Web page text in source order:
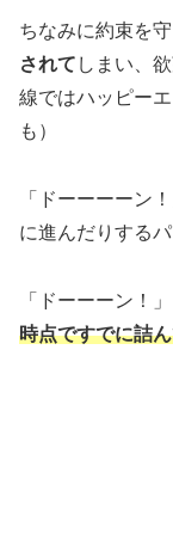
ちなみに約束を
されて しまい、
線ではハッピー
も）
「ドーーーーン
に進んだりする
「ドーーーン！
時点ですでに詰